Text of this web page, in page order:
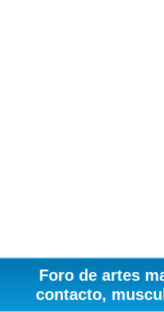
Foro de artes
contacto,